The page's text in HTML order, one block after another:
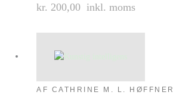
kr. 200,00 inkl. moms
AF CATHRINE M. L. HØFFNER